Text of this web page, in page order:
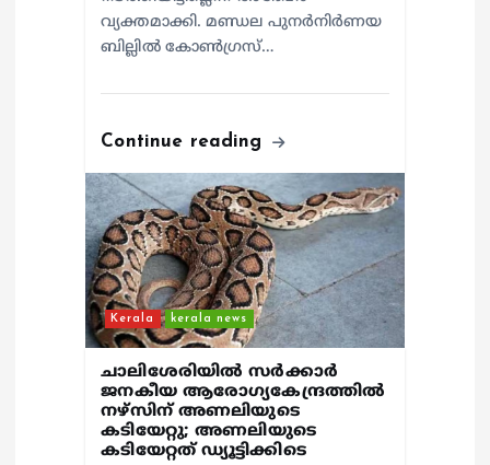
വ്യക്തമാക്കി. മണ്ഡല പുനർനിർണയ
ബില്ലിൽ കോൺഗ്രസ്…
Continue reading
Kerala kerala news
ചാലിശേരിയില്‍ സര്‍ക്കാര്‍
ജനകീയ ആരോഗ്യകേന്ദ്രത്തില്‍
നഴ്സിന് അണലിയുടെ
കടിയേറ്റു; അണലിയുടെ
കടിയേറ്റത് ഡ്യൂട്ടിക്കിടെ